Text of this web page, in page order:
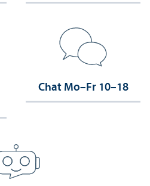
Chat Mo–Fr 10–18